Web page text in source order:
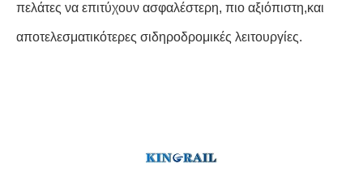
πελάτες να επιτύχουν ασφαλέστερη, πιο αξιόπιστη,και
αποτελεσματικότερες σιδηροδρομικές λειτουργίες.